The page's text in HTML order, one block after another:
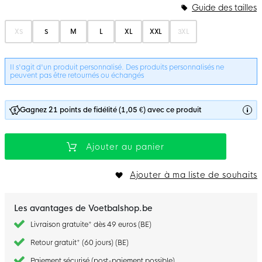
Guide des tailles
XS S M L XL XXL 3XL
Il s'agit d'un produit personnalisé. Des produits personnalisés ne
peuvent pas être retournés ou échangés
Gagnez 21 points de fidélité (1,05 €) avec ce produit
Ajouter au panier
Ajouter à ma liste de souhaits
Les avantages de Voetbalshop.be
Livraison gratuite* dès 49 euros (BE)
Retour gratuit* (60 jours) (BE)